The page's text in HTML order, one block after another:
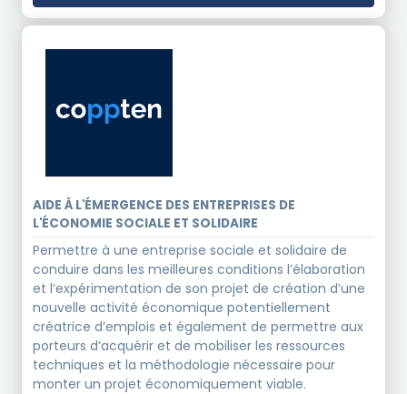
AIDE À L'ÉMERGENCE DES ENTREPRISES DE
L'ÉCONOMIE SOCIALE ET SOLIDAIRE
Permettre à une entreprise sociale et solidaire de
conduire dans les meilleures conditions l’élaboration
et l’expérimentation de son projet de création d’une
nouvelle activité économique potentiellement
créatrice d’emplois et également de permettre aux
porteurs d’acquérir et de mobiliser les ressources
techniques et la méthodologie nécessaire pour
monter un projet économiquement viable.